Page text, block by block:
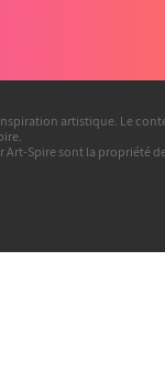
artistique. Le
Art-Spire sont la propriété